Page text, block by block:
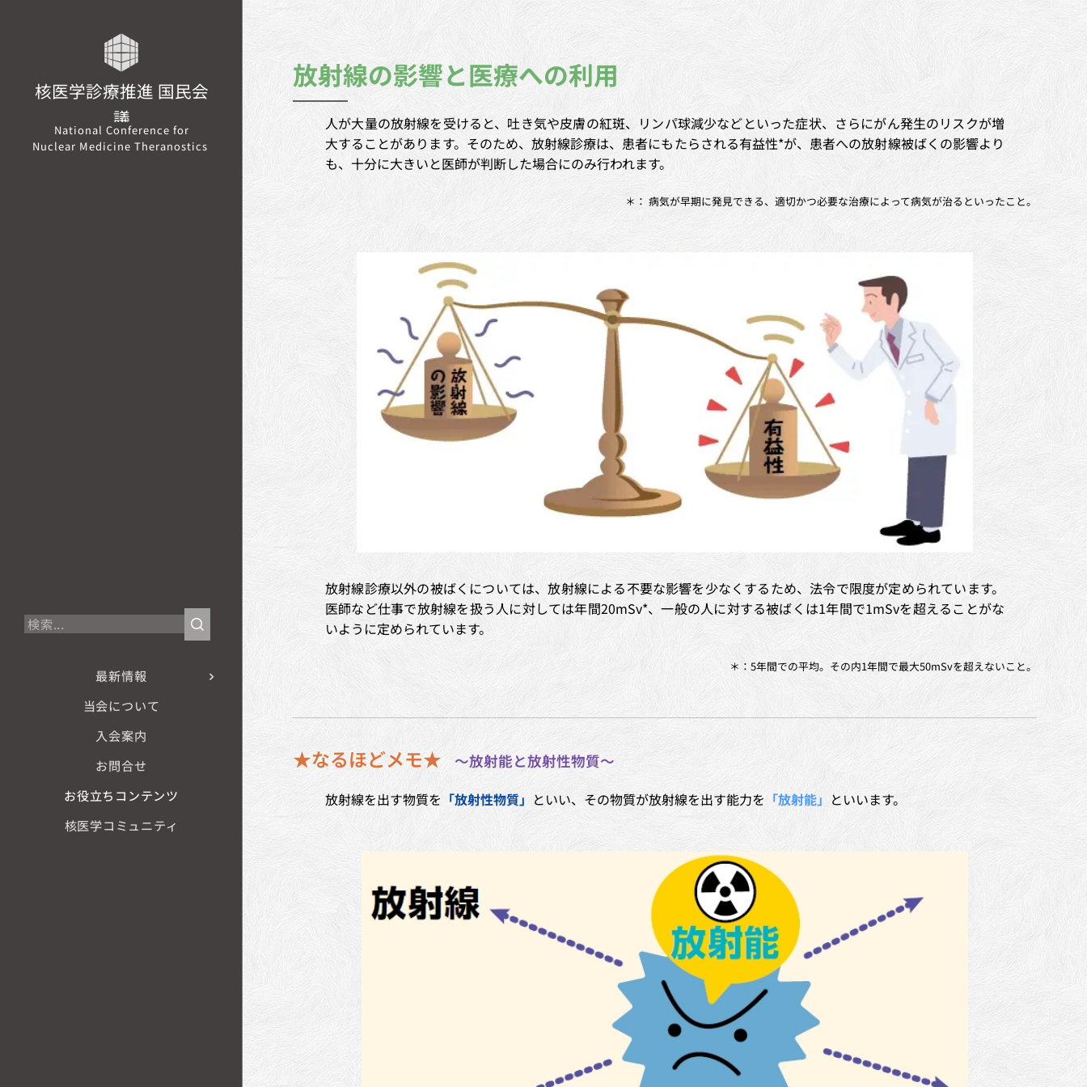
核医学診療推進 国民会
議
National Conference for
Nuclear Medicine Theranostics
最新情報
当会について
入会案内
お問合せ
お役立ちコンテンツ
核医学コミュニティ
放射線の影響と医療への利用
人が大量の放射線を受けると、吐き気や皮膚の紅斑、リンパ球減少などといった症状、さらにがん発生のリスクが増
大することがあります。そのため、放射線診療は、患者にもたらされる有益性*が、患者への放射線被ばくの影響より
も、十分に大きいと医師が判断した場合にのみ行われます。
＊： 病気が早期に発見できる、適切かつ必要な治療によって病気が治るといったこと。
放射線診療以外の被ばくについては、放射線による不要な影響を少なくするため、法令で限度が定められています。
医師など仕事で放射線を扱う人に対しては年間20mSv*、一般の人に対する被ばくは1年間で1mSvを超えることがな
いように定められています。
＊：5年間での平均。その内1年間で最大50mSvを超えないこと。
★なるほどメモ★ ～放射能と放射性物質～
放射線を出す物質を 「放射性物質」 といい、その物質が放射線を出す能力を 「放射能」 といいます。